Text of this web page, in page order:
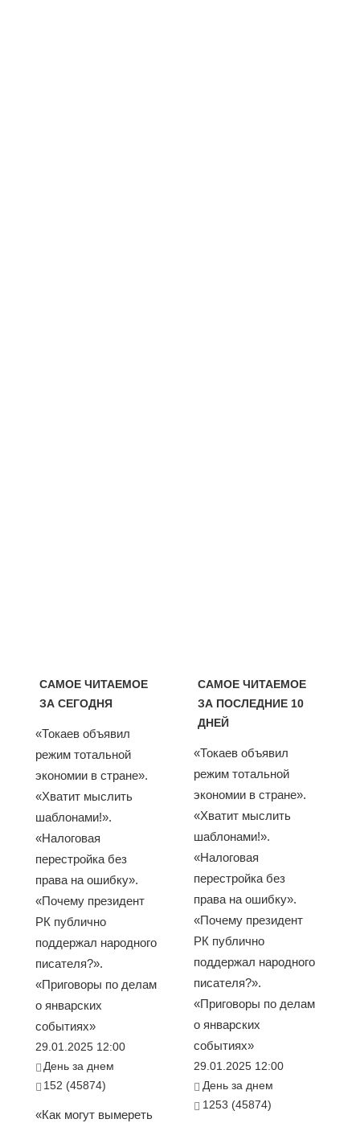
САМОЕ ЧИТАЕМОЕ
ЗА СЕГОДНЯ
«Токаев объявил
режим тотальной
экономии в стране».
«Хватит мыслить
шаблонами!».
«Налоговая
перестройка без
права на ошибку».
«Почему президент
РК публично
поддержал народного
писателя?».
«Приговоры по делам
о январских
событиях»
29.01.2025 12:00
День за днем
152 (45874)
«Как могут вымереть
САМОЕ ЧИТАЕМОЕ
ЗА ПОСЛЕДНИЕ 10
ДНЕЙ
«Токаев объявил
режим тотальной
экономии в стране».
«Хватит мыслить
шаблонами!».
«Налоговая
перестройка без
права на ошибку».
«Почему президент
РК публично
поддержал народного
писателя?».
«Приговоры по делам
о январских
событиях»
29.01.2025 12:00
День за днем
1253 (45874)